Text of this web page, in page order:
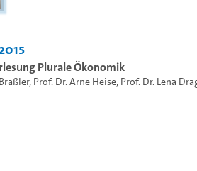
Plurale Ökonomik
, Prof. Dr. Arne Heise, Prof. Dr. Lena